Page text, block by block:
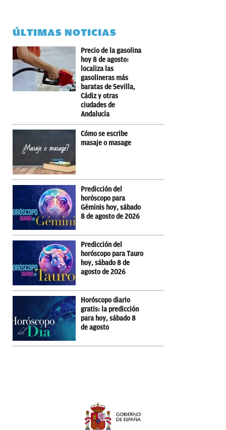
ÚLTIMAS NOTICIAS
Precio de la gasolina
hoy 8 de agosto:
localiza las
gasolineras más
baratas de Sevilla,
Cádiz y otras
ciudades de
Andalucía
Cómo se escribe
masaje o masage
Predicción del
horóscopo para
Géminis hoy, sábado
8 de agosto de 2026
Predicción del
horóscopo para Tauro
hoy, sábado 8 de
agosto de 2026
Horóscopo diario
gratis: la predicción
para hoy, sábado 8
de agosto